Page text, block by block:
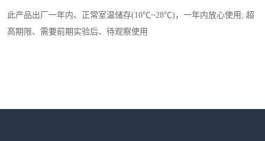
此产品出厂一年内、正常室温储存(10℃~28℃)，一年内放心使用; 超
高期限、需要前期实验后、待观察使用